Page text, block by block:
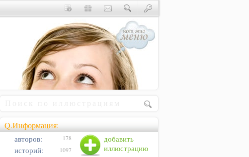
Q.Информация:
добавить
иллюстрацию
авторов: 178
историй: 1097